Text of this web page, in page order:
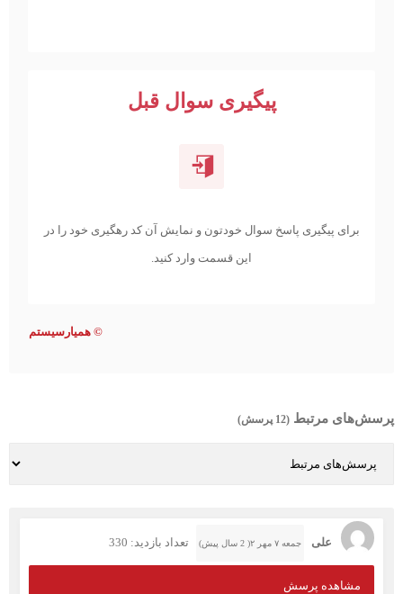
پیگیری سوال قبل
برای پیگیری پاسخ سوال خودتون و نمایش آن کد رهگیری خود را در
این قسمت وارد کنید.
© همیارسیستم
پرسش‌های مرتبط (12 پرسش)
علی جمعه ۷ مهر ۲( 2 سال پیش) تعداد بازدید: 330
مشاهده پرسش